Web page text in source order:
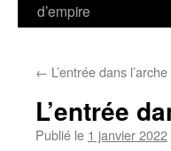
d’empire
← L’entrée dans
L’entrée
Publié le 1 janvier 2022